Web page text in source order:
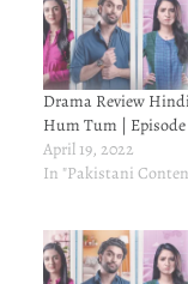
Drama Review
Hum Tum | Episode
April 19, 2022
In "Pakistani